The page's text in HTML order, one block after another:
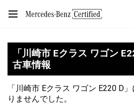
「川崎市 Eクラス ワゴン
古車情報
「川崎市 Eクラス ワゴン E220 D
りませんでした。